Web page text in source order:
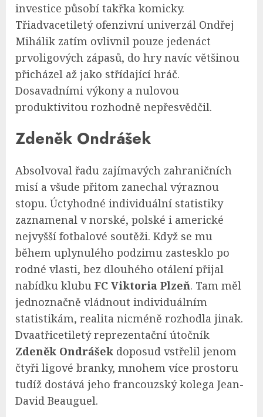
investice působí takřka komicky.
Třiadvacetiletý ofenzivní univerzál Ondřej
Mihálik zatím ovlivnil pouze jedenáct
prvoligových zápasů, do hry navíc většinou
přicházel až jako střídající hráč.
Dosavadními výkony a nulovou
produktivitou rozhodně nepřesvědčil.
Zdeněk Ondrášek
Absolvoval řadu zajímavých zahraničních
misí a všude přitom zanechal výraznou
stopu. Úctyhodné individuální statistiky
zaznamenal v norské, polské i americké
nejvyšší fotbalové soutěži. Když se mu
během uplynulého podzimu zastesklo po
rodné vlasti, bez dlouhého otálení přijal
nabídku klubu FC Viktoria Plzeň. Tam měl
jednoznačně vládnout individuálním
statistikám, realita nicméně rozhodla jinak.
Dvaatřicetiletý reprezentační útočník
Zdeněk Ondrášek doposud vstřelil jenom
čtyři ligové branky, mnohem více prostoru
tudíž dostává jeho francouzský kolega Jean-
David Beauguel.